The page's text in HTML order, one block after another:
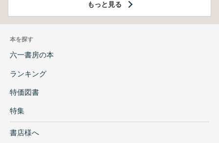
もっと見る
本を探す
六一書房の本
ランキング
特価図書
特集
書店様へ